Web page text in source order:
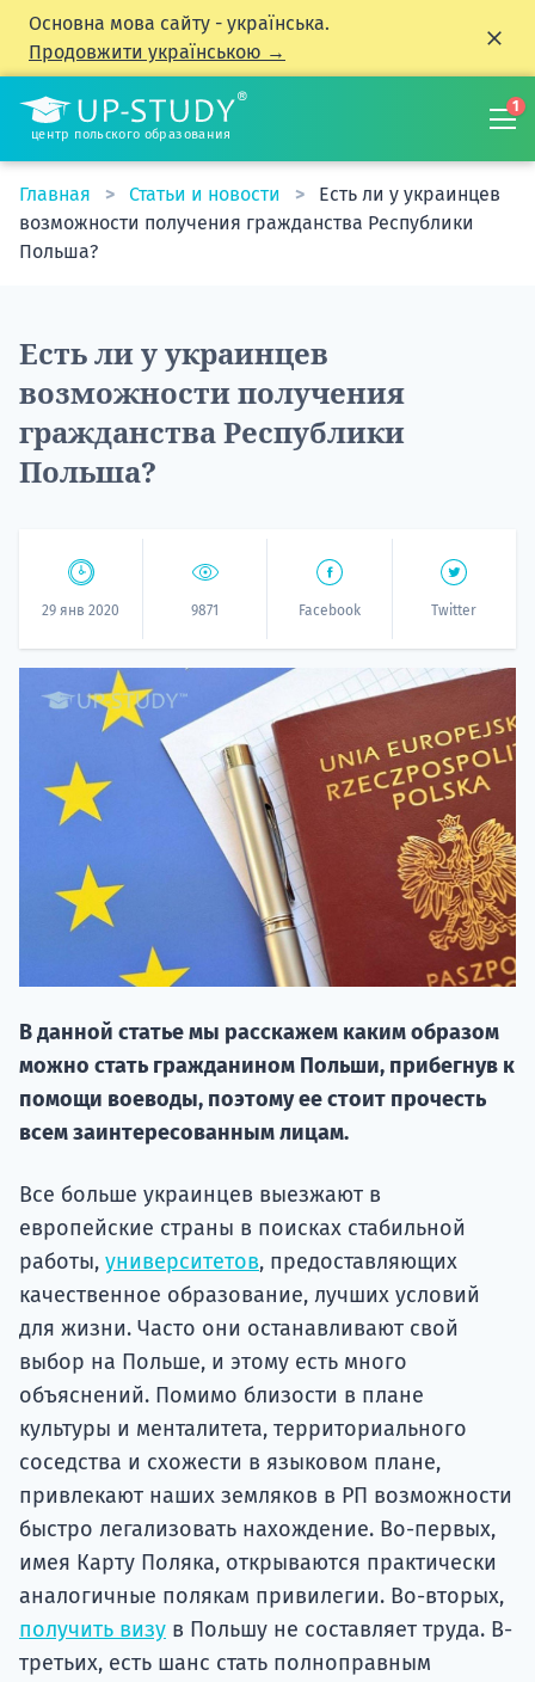
Основна мова сайту - українська.
Продовжити українською →
центр польского образования
1
Главная Статьи и новости
Есть ли у украинцев
возможности получения гражданства Республики
Польша?
Есть ли у украинцев
возможности получения
гражданства Республики
Польша?
29 янв 2020 9871 Facebook Twitter
В данной статье мы расскажем каким образом
можно стать гражданином Польши, прибегнув к
помощи воеводы, поэтому ее стоит прочесть
всем заинтересованным лицам.
Все больше украинцев выезжают в
европейские страны в поисках стабильной
работы, университетов, предоставляющих
качественное образование, лучших условий
для жизни. Часто они останавливают свой
выбор на Польше, и этому есть много
объяснений. Помимо близости в плане
культуры и менталитета, территориального
соседства и схожести в языковом плане,
привлекают наших земляков в РП возможности
быстро легализовать нахождение. Во-первых,
имея Карту Поляка, открываются практически
аналогичные полякам привилегии. Во-вторых,
получить визу в Польшу не составляет труда. В-
третьих, есть шанс стать полноправным
НАБОР